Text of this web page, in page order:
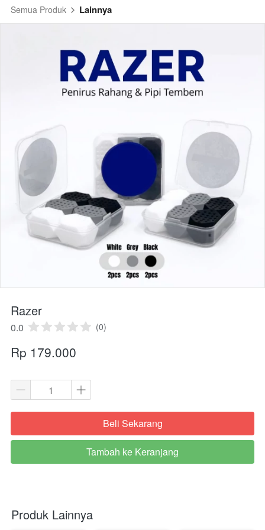
Semua Produk Lainnya
Razer
0.0 (0)
Rp 179.000
`Beli Sekarang
`
Tambah ke Keranjang
Produk Lainnya